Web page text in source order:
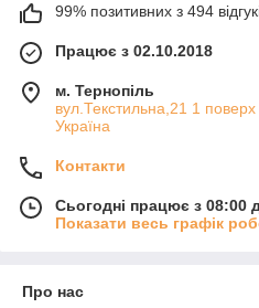
99% позитивних з 494
Працює з 02.10.2018
м. Тернопіль
вул.Текстильна,21 1
Україна
Контакти
Сьогодні працює з 08:00
Показати весь графік
Про нас